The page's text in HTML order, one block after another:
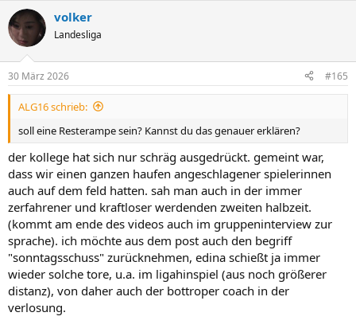
k
t
i
e
n
volker
Landesliga
30 März 2026 #165
ALG16 schrieb:
soll eine Resterampe sein? Kannst du das genauer erklären?
der kollege hat sich nur schräg ausgedrückt. gemeint war,
dass wir einen ganzen haufen angeschlagener spielerinnen
auch auf dem feld hatten. sah man auch in der immer
zerfahrener und kraftloser werdenden zweiten halbzeit.
(kommt am ende des videos auch im gruppeninterview zur
sprache). ich möchte aus dem post auch den begriff
"sonntagsschuss" zurücknehmen, edina schießt ja immer
wieder solche tore, u.a. im ligahinspiel (aus noch größerer
distanz), von daher auch der bottroper coach in der
verlosung.